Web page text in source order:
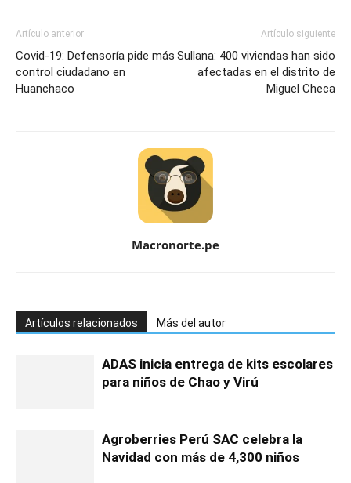
Artículo anterior
Covid-19: Defensoría pide más
control ciudadano en
Huanchaco
Artículo siguiente
Sullana: 400 viviendas han sido
afectadas en el distrito de
Miguel Checa
Macronorte.pe
Artículos relacionados Más del autor
ADAS inicia entrega de kits escolares
para niños de Chao y Virú
Agroberries Perú SAC celebra la
Navidad con más de 4,300 niños